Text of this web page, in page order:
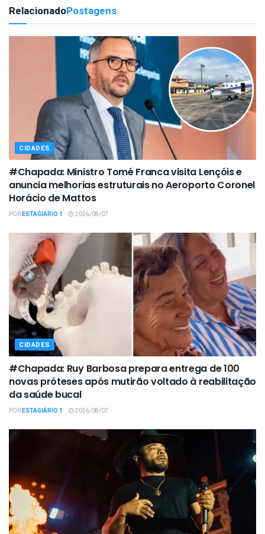
RelacionadoPostagens
CIDADES
#Chapada: Ministro Tomé Franca visita Lençóis e
anuncia melhorias estruturais no Aeroporto Coronel
Horácio de Mattos
PORESTAGIÁRIO 1 2026/08/07
CIDADES
#Chapada: Ruy Barbosa prepara entrega de 100
novas próteses após mutirão voltado à reabilitação
da saúde bucal
PORESTAGIÁRIO 1 2026/08/07